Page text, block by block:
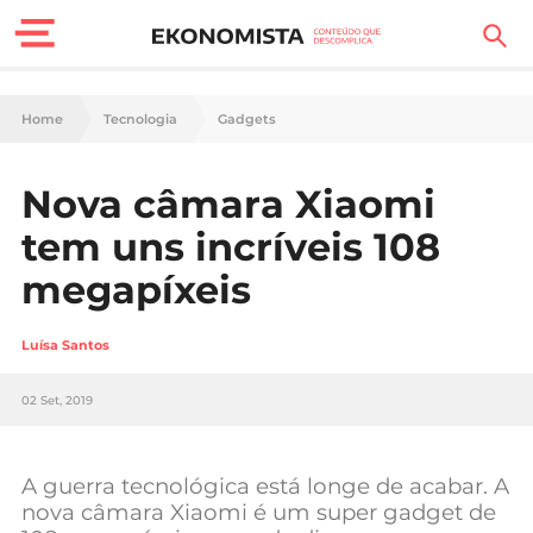
Finanças Pessoais
Carreira
Casa
Lifestyle
Sociedade
Negócios
Home Tecnologia Gadgets
Nova câmara Xiaomi
tem uns incríveis 108
megapíxeis
Luísa Santos
02 Set, 2019
A guerra tecnológica está longe de acabar. A
nova câmara Xiaomi é um super gadget de